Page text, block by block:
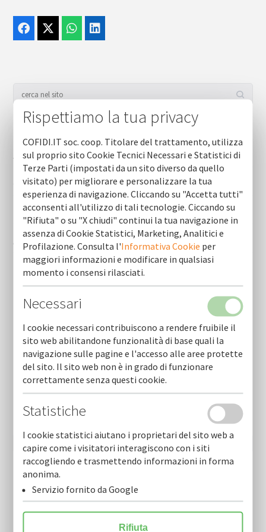
Servizi (ultime)
Attestazione di capacità finanziaria
Consulenza
Business plan
Asseverazione del pef
Rendicontazione
Newsletter
Resta sempre aggiornato sulle nostre novità.
Scarica la nostra Newsletter e iscriviti per riceverla via mail.
Rispettiamo la tua privacy
COFIDI.IT soc. coop. Titolare del trattamento, utilizza
sul proprio sito Cookie Tecnici Necessari e Statistici di
Terze Parti (impostati da un sito diverso da quello
visitato) per migliorare e personalizzare la tua
esperienza di navigazione. Cliccando su "Accetta tutti"
acconsenti all'utilizzo di tali tecnologie. Ciccando su
"Rifiuta" o su "X chiudi" continui la tua navigazione in
assenza di Cookie Statistici, Marketing, Analitici e
Profilazione. Consulta l'Informativa Cookie per
maggiori informazioni e modificare in qualsiasi
momento i consensi rilasciati.
Necessari
I cookie necessari contribuiscono a rendere fruibile il
sito web abilitandone funzionalità di base quali la
navigazione sulle pagine e l'accesso alle aree protette
del sito. Il sito web non è in grado di funzionare
correttamente senza questi cookie.
Statistiche
I cookie statistici aiutano i proprietari del sito web a
capire come i visitatori interagiscono con i siti
raccogliendo e trasmettendo informazioni in forma
anonima.
Servizio fornito da Google
Rifiuta